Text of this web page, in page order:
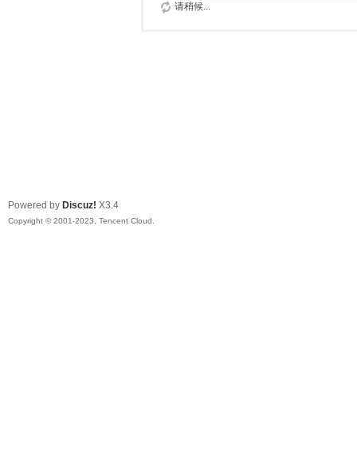
请稍候...
Powered by Discuz! X3.4
Copyright © 2001-2023, Tencent Cloud.